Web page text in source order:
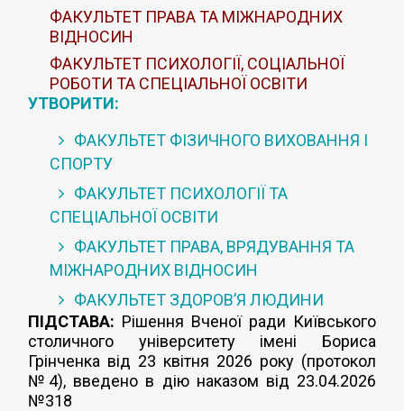
ФАКУЛЬТЕТ ПРАВА ТА МІЖНАРОДНИХ
ВІДНОСИН
ФАКУЛЬТЕТ ПСИХОЛОГІЇ, СОЦІАЛЬНОЇ
РОБОТИ ТА СПЕЦІАЛЬНОЇ ОСВІТИ
УТВОРИТИ:
ФАКУЛЬТЕТ ФІЗИЧНОГО ВИХОВАННЯ І
СПОРТУ
ФАКУЛЬТЕТ ПСИХОЛОГІЇ ТА
СПЕЦІАЛЬНОЇ ОСВІТИ
ФАКУЛЬТЕТ ПРАВА, ВРЯДУВАННЯ ТА
МІЖНАРОДНИХ ВІДНОСИН
ФАКУЛЬТЕТ ЗДОРОВ’Я ЛЮДИНИ
ПІДСТАВА: Рішення Вченої ради Київського
столичного університету імені Бориса
Грінченка від 23 квітня 2026 року (протокол
№4), введено в дію наказом від 23.04.2026
№318